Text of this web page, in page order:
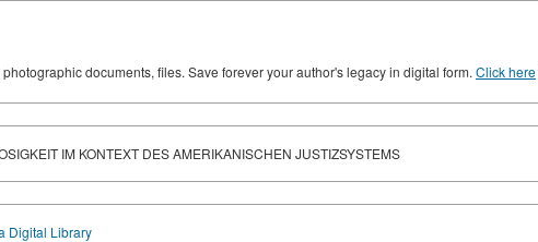
documents, files. Save forever your author's legacy in digital form. Click here
IM KONTEXT DES AMERIKANISCHEN JUSTIZSYSTEMS
Digital Library